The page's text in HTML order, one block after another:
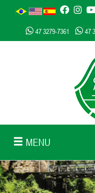
47 3279-7361 47
MENU